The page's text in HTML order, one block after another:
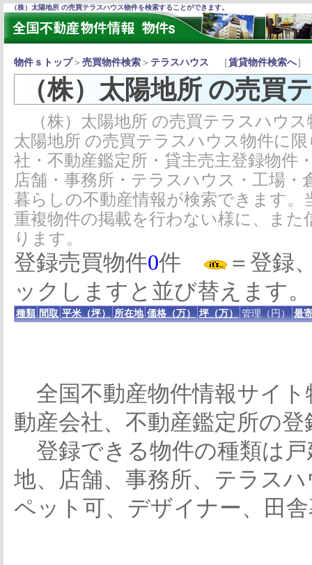
（株）太陽地所 の売買テラスハウス物件を検索することができます。
物件ｓトップ＞ 売買物件検索 ＞ テラスハウス ［賃貸物件検索へ］
（株）太陽地所 の売買
（株）太陽地所 の売買テラスハウ
太陽地所 の売買テラスハウス物件に
社・不動産鑑定所・貸主売主登録物件
店舗・事務所・テラスハウス・工場
暮らしの不動産情報が検索できます
重複物件の掲載を行わない様に、ま
ります。
登録売買物件0件
＝登録
ックしますと並び替えます。
種類 間取 平米（坪） 所在地 価格（万） 坪（万） 管理（円） 最
全国不動産物件情報サイト
動産会社、不動産鑑定所の
登録できる物件の種類は
地、店舗、事務所、テラス
ペット可、デザイナー、田